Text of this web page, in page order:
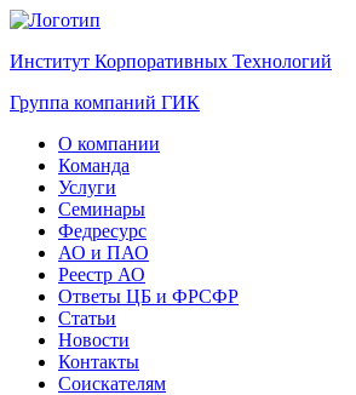
Институт Корпоративных Технологий
Группа компаний ГИК
О компании
Команда
Услуги
Семинары
Федресурс
АО и ПАО
Реестр АО
Ответы ЦБ и ФРСФР
Статьи
Новости
Контакты
Соискателям